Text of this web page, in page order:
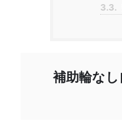
3.3.
補助輪な